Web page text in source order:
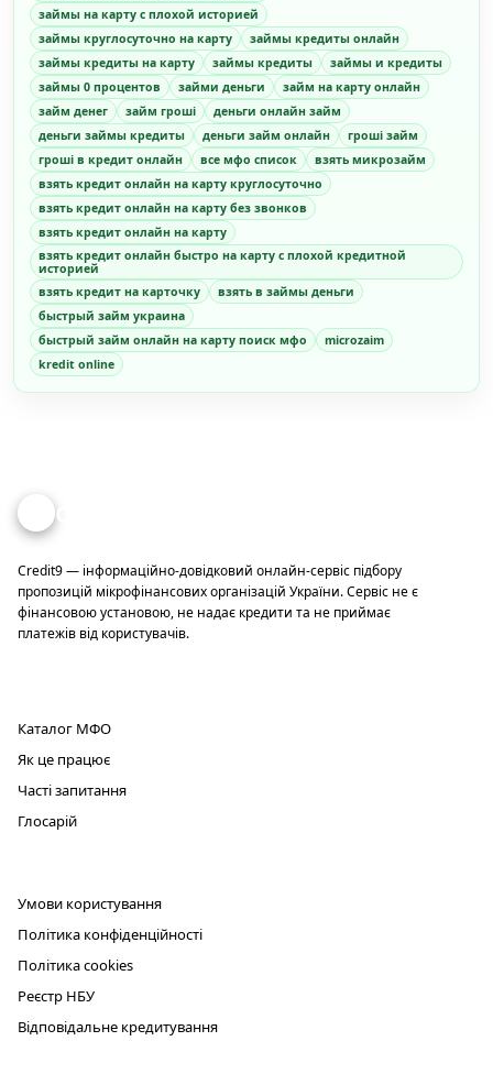
займы на карту с плохой историей
займы круглосуточно на карту
займы кредиты онлайн
займы кредиты на карту
займы кредиты
займы и кредиты
займы 0 процентов
займи деньги
займ на карту онлайн
займ денег
займ гроші
деньги онлайн займ
деньги займы кредиты
деньги займ онлайн
гроші займ
гроші в кредит онлайн
все мфо список
взять микрозайм
взять кредит онлайн на карту круглосуточно
взять кредит онлайн на карту без звонков
взять кредит онлайн на карту
взять кредит онлайн быстро на карту с плохой кредитной
историей
взять кредит на карточку
взять в займы деньги
быстрый займ украина
быстрый займ онлайн на карту поиск мфо
microzaim
kredit online
Credit
Credit9 — інформаційно-довідковий онлайн-сервіс підбору
пропозицій мікрофінансових організацій України. Сервіс не є
фінансовою установою, не надає кредити та не приймає
платежів від користувачів.
Каталог МФО
Як це працює
Часті запитання
Глосарій
Умови користування
Політика конфіденційності
Політика cookies
Реєстр НБУ
Відповідальне кредитування